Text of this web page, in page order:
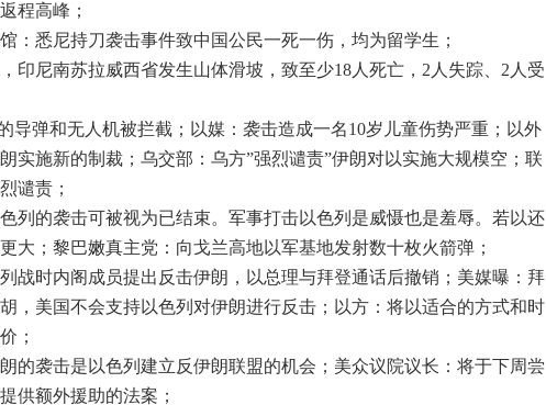
程高峰；
：悉尼持刀袭击事件致中国公民一死一伤，均为留学生；
印尼南苏拉威西省发生山体滑坡，致至少18人死亡，2人失踪、2人受
导弹和无人机被拦截；以媒：袭击造成一名10岁儿童伤势严重；以外
实施新的制裁；乌交部：乌方”强烈谴责”伊朗对以实施大规模空；联
谴责；
列的袭击可被视为已结束。军事打击以色列是威慑也是羞辱。若以还
大；黎巴嫩真主党：向戈兰高地以军基地发射数十枚火箭弹；
战时内阁成员提出反击伊朗，以总理与拜登通话后撤销；美媒曝：拜
，美国不会支持以色列对伊朗进行反击；以方：将以适合的方式和时
；
的袭击是以色列建立反伊朗联盟的机会；美众议院议长：将于下周尝
供额外援助的法案；